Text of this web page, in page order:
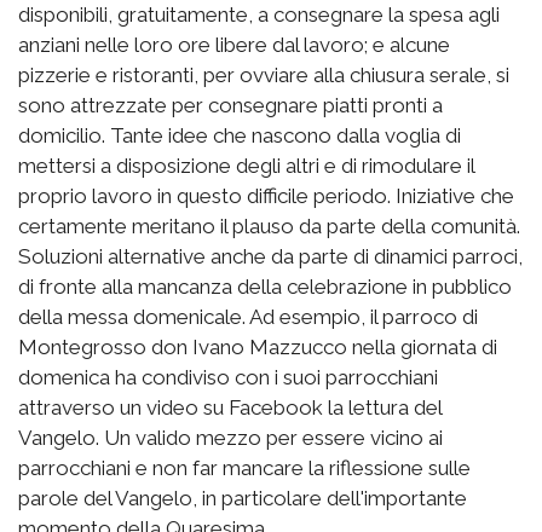
disponibili, gratuitamente, a consegnare la spesa agli
anziani nelle loro ore libere dal lavoro; e alcune
pizzerie e ristoranti, per ovviare alla chiusura serale, si
sono attrezzate per consegnare piatti pronti a
domicilio. Tante idee che nascono dalla voglia di
mettersi a disposizione degli altri e di rimodulare il
proprio lavoro in questo difficile periodo. Iniziative che
certamente meritano il plauso da parte della comunità.
Soluzioni alternative anche da parte di dinamici parroci,
di fronte alla mancanza della celebrazione in pubblico
della messa domenicale. Ad esempio, il parroco di
Montegrosso don Ivano Mazzucco nella giornata di
domenica ha condiviso con i suoi parrocchiani
attraverso un video su Facebook la lettura del
Vangelo. Un valido mezzo per essere vicino ai
parrocchiani e non far mancare la riflessione sulle
parole del Vangelo, in particolare dell'importante